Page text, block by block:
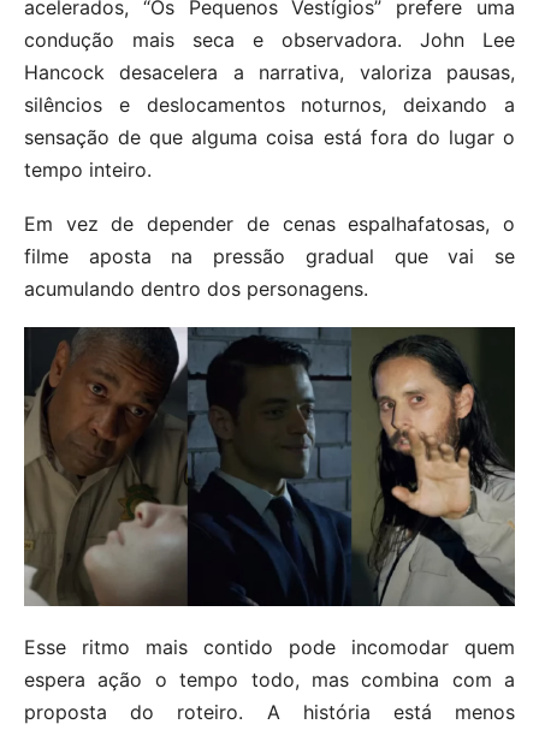
acelerados, “Os Pequenos Vestígios” prefere uma
condução mais seca e observadora. John Lee
Hancock desacelera a narrativa, valoriza pausas,
silêncios e deslocamentos noturnos, deixando a
sensação de que alguma coisa está fora do lugar o
tempo inteiro.
Em vez de depender de cenas espalhafatosas, o
filme aposta na pressão gradual que vai se
acumulando dentro dos personagens.
Esse ritmo mais contido pode incomodar quem
espera ação o tempo todo, mas combina com a
proposta do roteiro. A história está menos